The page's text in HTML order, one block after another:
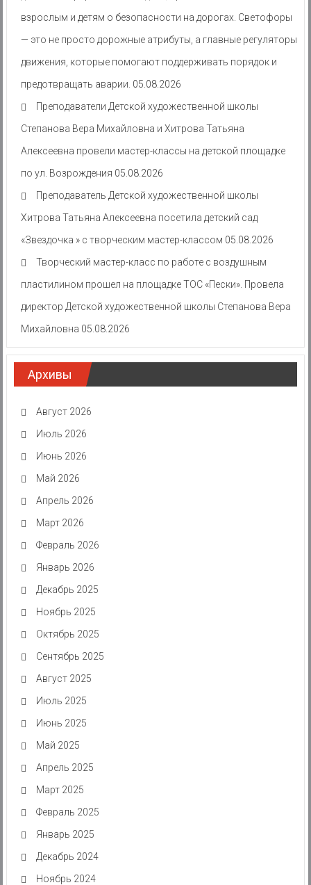
взрослым и детям о безопасности на дорогах. Светофоры
— это не просто дорожные атрибуты, а главные регуляторы
движения, которые помогают поддерживать порядок и
предотвращать аварии. 05.08.2026
Преподаватели Детской художественной школы
Степанова Вера Михайловна и Хитрова Татьяна
Алексеевна провели мастер-классы на детской площадке
по ул. Возрождения 05.08.2026
Преподаватель Детской художественной школы
Хитрова Татьяна Алексеевна посетила детский сад
«Звездочка » с творческим мастер-классом 05.08.2026
Творческий мастер-класс по работе с воздушным
пластилином прошел на площадке ТОС «Пески». Провела
директор Детской художественной школы Степанова Вера
Михайловна 05.08.2026
Архивы
Август 2026
Июль 2026
Июнь 2026
Май 2026
Апрель 2026
Март 2026
Февраль 2026
Январь 2026
Декабрь 2025
Ноябрь 2025
Октябрь 2025
Сентябрь 2025
Август 2025
Июль 2025
Июнь 2025
Май 2025
Апрель 2025
Март 2025
Февраль 2025
Январь 2025
Декабрь 2024
Ноябрь 2024